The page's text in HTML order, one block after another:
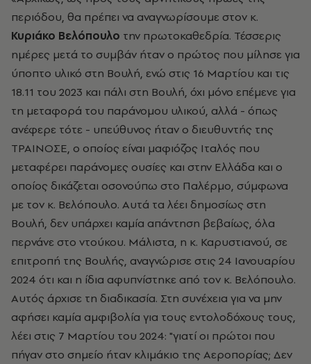
περιόδου, θα πρέπει να αναγνωρίσουμε στον κ.
Κυριάκο Βελόπουλο την πρωτοκαθεδρία. Τέσσερις
ημέρες μετά το συμβάν ήταν ο πρώτος που μίλησε για
ύποπτο υλικό στη Βουλή, ενώ στις 16 Μαρτίου και τις
18.11 του 2023 και πάλι στη Βουλή, όχι μόνο επέμενε για
τη μεταφορά του παράνομου υλικού, αλλά - όπως
ανέφερε τότε - υπεύθυνος ήταν ο διευθυντής της
ΤΡΑΙΝΟΣΕ, ο οποίος είναι μαφιόζος Ιταλός που
μεταφέρει παράνομες ουσίες και στην Ελλάδα και ο
οποίος δικάζεται οσονούπω στο Παλέρμο, σύμφωνα
με τον κ. Βελόπουλο. Αυτά τα λέει δημοσίως στη
Βουλή, δεν υπάρχει καμία απάντηση βεβαίως, όλα
περνάνε στο ντούκου. Μάλιστα, η κ. Καρυστιανού, σε
επιτροπή της Βουλής, αναγνώρισε στις 24 Ιανουαρίου
2024 ότι και η ίδια αφυπνίστηκε από τον κ. Βελόπουλο.
Αυτός άρχισε τη διαδικασία. Στη συνέχεια για να μην
αφήσει καμία αμφιβολία για τους εντολοδόχους τους,
λέει στις 7 Μαρτίου του 2024: "γιατί οι πρώτοι που
πήγαν στο σημείο ήταν κλιμάκιο της Αεροπορίας; Δεν